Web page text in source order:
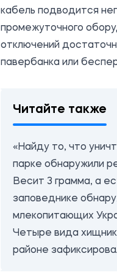
кабель подводится
промежуточного
отключений
павербанка или
Читайте также
«Найду то, что
парке обнаружили
Весит 3 грамма, а
заповеднике
млекопитающих
Четыре вида
районе